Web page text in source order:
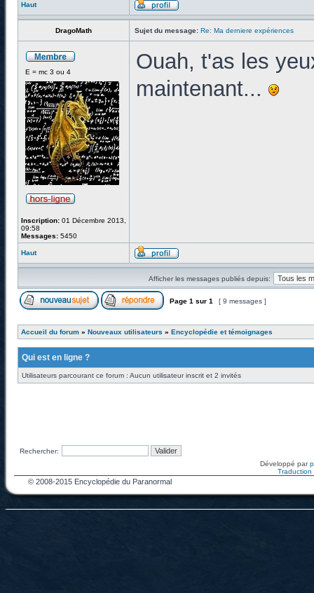
Haut
DragoMath Sujet du message: Re: Ma derniere expériences
E = mc 3 ou 4
Inscription: 01 Décembre 2013,
09:58
Messages: 5450
Ouah, t'as les
maintenant...
Haut
Afficher les messages publiés depuis:
Page 1 sur 1 [ 9 messages ]
Accueil du forum » Nouveaux utilisateurs » Encyclopédie et témoignages
Qui est en ligne ?
Utilisateurs parcourant ce forum : Aucun utilisateur inscrit et 2 invités
Rechercher:
Développé par
Traduction
© 2008-2015 Encyclopédie du Paranormal